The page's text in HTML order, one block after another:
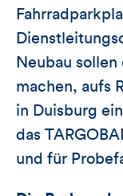
Neubau
machen, aufs
in Duisburg
das
und für